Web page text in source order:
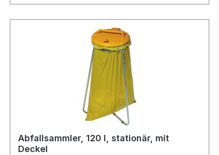
Abfallsammler, 120 l, stationär, mit
Deckel